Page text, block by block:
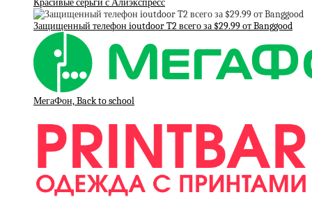
Красивые серьги с Алиэкспресс
Защищенный телефон ioutdoor T2 всего за $29.99 от Banggood
МегаФон, Back to school